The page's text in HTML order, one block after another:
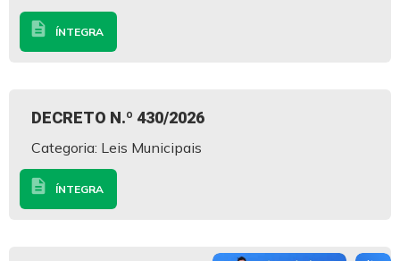
description ÍNTEGRA
DECRETO N.º 430/2026
Categoria: Leis Municipais
description ÍNTEGRA